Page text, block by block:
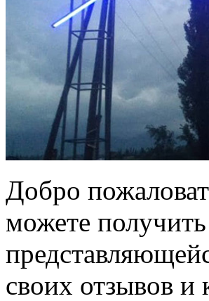
Добро
можете
своих отзывов и